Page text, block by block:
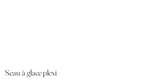
Seau à glace plexi